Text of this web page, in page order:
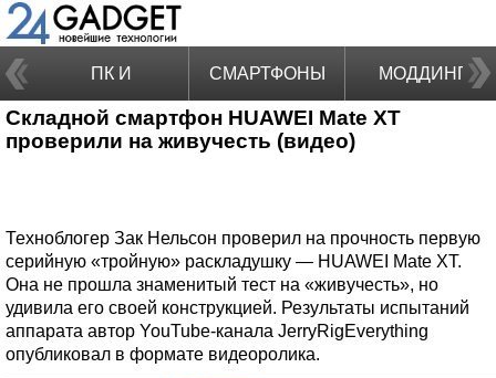
ПК И
НОУТБУКИ
СМАРТФОНЫ МОДДИНГ
Складной смартфон HUAWEI Mate XT
проверили на живучесть (видео)
Техноблогер Зак Нельсон проверил на прочность первую
серийную «тройную» раскладушку — HUAWEI Mate XT.
Она не прошла знаменитый тест на «живучесть», но
удивила его своей конструкцией. Результаты испытаний
аппарата автор YouTube-канала JerryRigEverything
опубликовал в формате видеоролика.